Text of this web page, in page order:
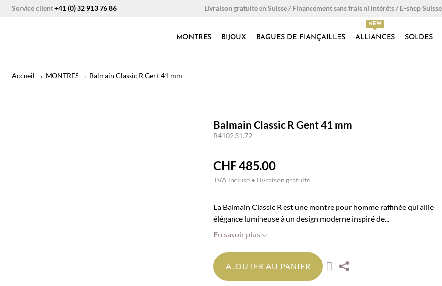
AllerService client+41 (0) 32 913 76 86 Livraison gratuite en Suisse / Financement sans frais ni intérêts / E-shop Suisse
MONTRES BIJOUX BAGUES DE FIANÇAILLES ALLIANCES SOLDES
Accueil → MONTRES → Balmain Classic R Gent 41 mm
Balmain Classic R Gent 41 mm
B4102.31.72
CHF485.00
TVA incluse • Livraison gratuite
La Balmain Classic R est une montre pour homme raffinée qui allie
élégance lumineuse à un design moderne inspiré de...
En savoir plus
AJOUTER AU PANIER